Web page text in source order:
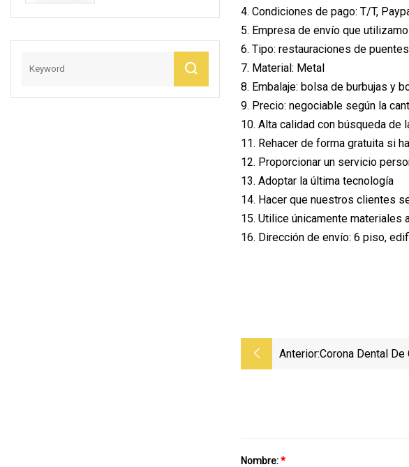
Dentaduras
Parciales De Disco
4. Condiciones de pago: T/T,
5. Empresa de envío que
6. Tipo: restauraciones de
7. Material: Metal
8. Embalaje: bolsa de burbujas y
9. Precio: negociable según la
10. Alta calidad con búsqueda de
11. Rehacer de forma gratuita si
12. Proporcionar un servicio
13. Adoptar la última tecnología
14. Hacer que nuestros clientes
15. Utilice únicamente materiales
16. Dirección de envío: 6 piso,
Anterior:Corona Dental De
Nombre:*